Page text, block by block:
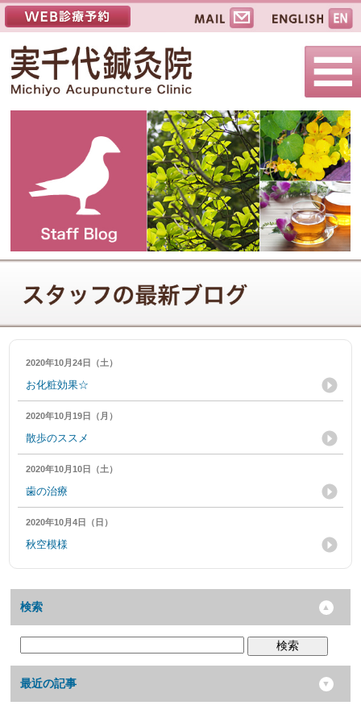
2020年10月24日（土）
お化粧効果☆
2020年10月19日（月）
散歩のススメ
2020年10月10日（土）
歯の治療
2020年10月4日（日）
秋空模様
検索
検索
最近の記事